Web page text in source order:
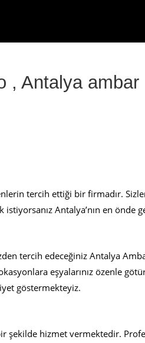
, Antalya ambar
tercih ettiği bir firmadır.
Antalya’nın en önde
tercih edeceğiniz Antalya
eşyalarınız özenle
göstermekteyiz.
şekilde hizmet vermektedir.